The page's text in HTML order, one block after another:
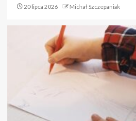
20 lipca 2026 Michał Szczepaniak